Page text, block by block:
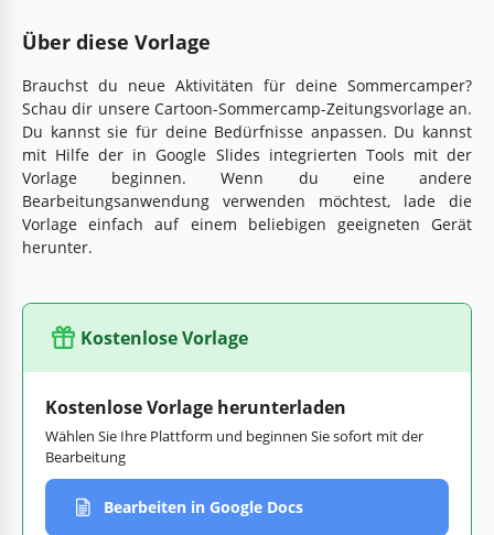
Über diese Vorlage
Brauchst du neue Aktivitäten für deine Sommercamper?
Schau dir unsere Cartoon-Sommercamp-Zeitungsvorlage an.
Du kannst sie für deine Bedürfnisse anpassen. Du kannst
mit Hilfe der in Google Slides integrierten Tools mit der
Vorlage beginnen. Wenn du eine andere
Bearbeitungsanwendung verwenden möchtest, lade die
Vorlage einfach auf einem beliebigen geeigneten Gerät
herunter.
Kostenlose Vorlage
Kostenlose Vorlage herunterladen
Wählen Sie Ihre Plattform und beginnen Sie sofort mit der
Bearbeitung
Bearbeiten in Google Docs